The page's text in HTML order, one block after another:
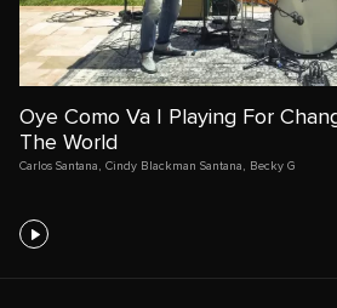
Oye Como Va | Playing For
The World
Carlos Santana , Cindy Blackman Santana , Becky G